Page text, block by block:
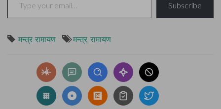
Subscribe
मन्त्र-रामायण मन्त्र, रामायण